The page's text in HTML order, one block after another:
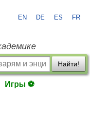
EN DE ES FR
Найти!
Игры ⚽